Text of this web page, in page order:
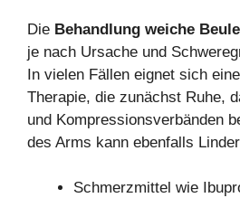
Die Behandlung weiche
je nach Ursache und
In vielen Fällen eignet sich
Therapie, die zunächst Ruhe,
und Kompressionsverbänden
des Arms kann ebenfalls
Schmerzmittel wie